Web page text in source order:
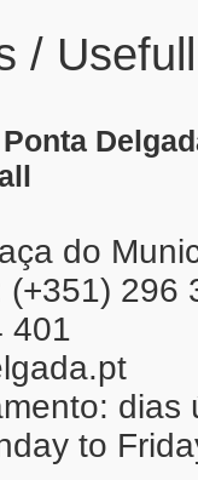
/
do
(+351) 296
401
to